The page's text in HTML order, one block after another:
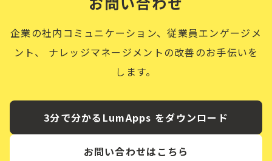
企業の社内コミュニケーション、従業員エンゲージメ
ント、
ナレッジマネージメントの改善のお手伝いを
します。
3分で分かるLumApps をダウンロード
お問い合わせはこちら